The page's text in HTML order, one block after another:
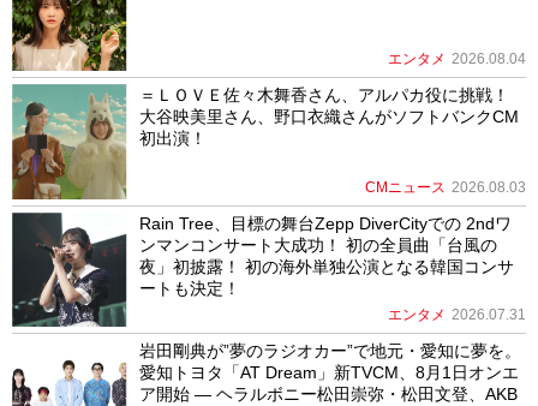
エンタメ 2026.08.04
＝ＬＯＶＥ佐々木舞香さん、アルパカ役に挑戦！
大谷映美里さん、野口衣織さんがソフトバンクCM
初出演！
CMニュース 2026.08.03
Rain Tree、目標の舞台Zepp DiverCityでの 2ndワ
ンマンコンサート大成功！ 初の全員曲「台風の
夜」初披露！ 初の海外単独公演となる韓国コンサ
ートも決定！
エンタメ 2026.07.31
岩田剛典が”夢のラジオカー”で地元・愛知に夢を。
愛知トヨタ「AT Dream」新TVCM、8月1日オンエ
ア開始 ― ヘラルボニー松田崇弥・松田文登、AKB